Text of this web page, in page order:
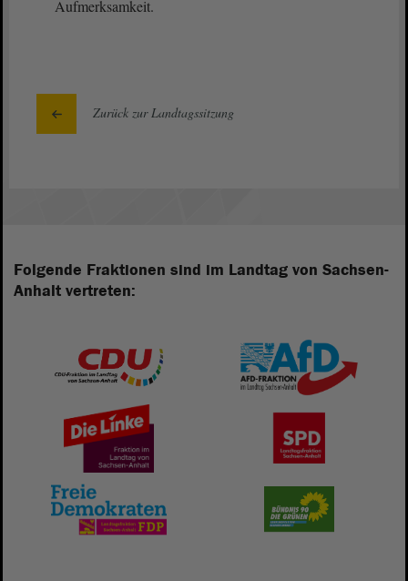
Aufmerksamkeit.
Zurück zur Landtagssitzung
Folgende Fraktionen sind im Landtag von Sachsen-
Anhalt vertreten: